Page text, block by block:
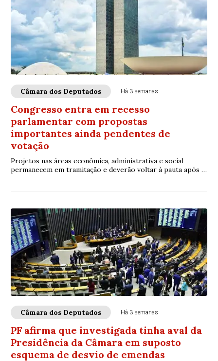
Câmara dos Deputados Há 3 semanas
Congresso entra em recesso
parlamentar com propostas
importantes ainda pendentes de
votação
Projetos nas áreas econômica, administrativa e social
permanecem em tramitação e deverão voltar à pauta após o
Câmara dos Deputados Há 3 semanas
PF afirma que investigada tinha aval da
Presidência da Câmara em suposto
esquema de desvio de emendas